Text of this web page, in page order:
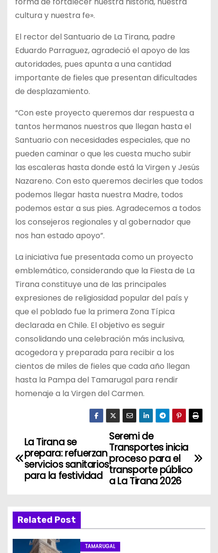
cultura y nuestra fe».
El rector del Santuario de La Tirana, padre
Eduardo Parraguez, agradeció el apoyo de las
autoridades, pues apunta a una cantidad
importante de fieles que presentan dificultades
de desplazamiento.
“Con este proyecto queremos dar respuesta a
tantos hermanos nuestros que llegan hasta el
Santuario con necesidades especiales, que no
pueden caminar o que les cuesta mucho subir
las escaleras hasta donde está la Virgen y Jesús
Nazareno. Con esto queremos decirles que todos
podemos llegar hasta nuestra Madre, todos
podemos estar a sus pies. Agradecemos a todos
los consejeros regionales y al gobernador que
nos han estado apoyo”.
La iniciativa fue presentada como un proyecto
emblemático, considerando que la Fiesta de La
Tirana constituye una de las principales
expresiones de religiosidad popular del país y
que el poblado fue la primera Zona Típica
declarada en Chile. El objetivo es seguir
consolidando una celebración más inclusiva,
acogedora y preparada para recibir a los
cientos de miles de fieles que cada año llegan
hasta la Pampa del Tamarugal para rendir
homenaje a la Virgen del Carmen.
N
a
g
a
Seremi de
Transportes inicia
proceso para el
transporte público
a La Tirana 2026
La Tirana se
prepara: refuerzan
servicios sanitarios
para la festividad
Related Post
TAMARUGAL